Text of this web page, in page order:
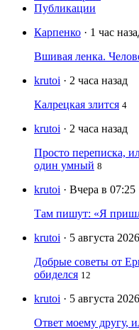
Публикации
Карпенко · 1 час
Вшивая ленка.
krutoi · 2 часа назад
Калрецкая злится 4
krutoi · 2 часа назад
Просто переписка,
один умный 8
krutoi · Вчера в 07:25
Там пишут: «Я
krutoi · 5 августа
Добрые советы от
обиделся 12
krutoi · 5 августа
Ответ моему другу,